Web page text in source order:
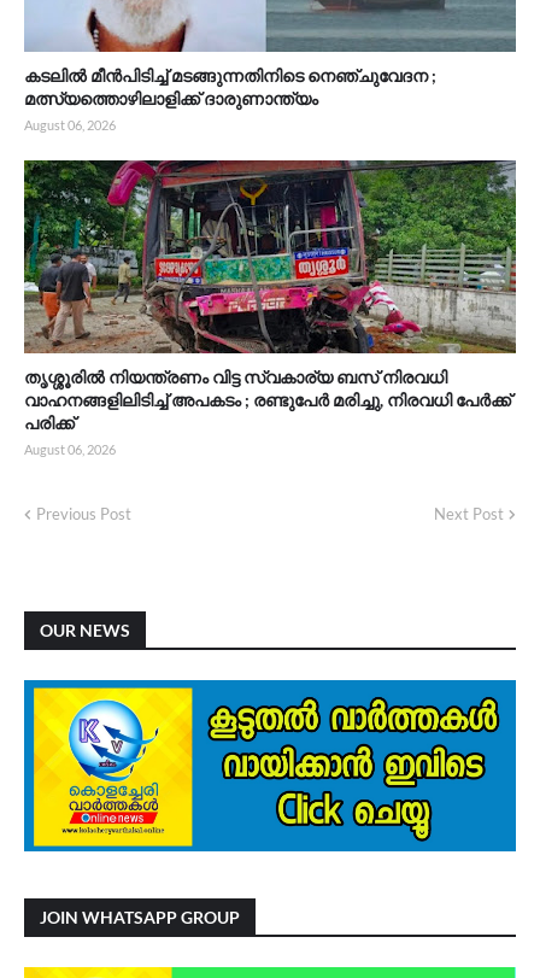
കടലിൽ മീൻപിടിച്ച് മടങ്ങുന്നതിനിടെ നെഞ്ചുവേദന ;
മത്സ്യത്തൊഴിലാളിക്ക് ദാരുണാന്ത്യം
August 06, 2026
തൃശ്ശൂരിൽ നിയന്ത്രണം വിട്ട സ്വകാര്യ ബസ് നിരവധി
വാഹനങ്ങളിലിടിച്ച് അപകടം ; രണ്ടുപേർ മരിച്ചു, നിരവധി പേർക്ക്
പരിക്ക്
August 06, 2026
Previous Post Next Post
OUR NEWS
JOIN WHATSAPP GROUP